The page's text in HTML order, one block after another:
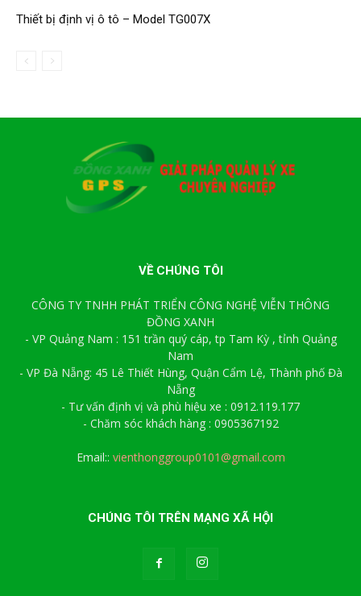
Thiết bị định vị ô tô – Model TG007X
VỀ CHÚNG TÔI
CÔNG TY TNHH PHÁT TRIỂN CÔNG NGHỆ VIỄN THÔNG
ĐỒNG XANH
- VP Quảng Nam : 151 trần quý cáp, tp Tam Kỳ , tỉnh Quảng
Nam
- VP Đà Nẵng: 45 Lê Thiết Hùng, Quận Cẩm Lệ, Thành phố Đà
Nẵng
- Tư vấn định vị và phù hiệu xe : 0912.119.177
- Chăm sóc khách hàng : 0905367192
Email:: vienthonggroup0101@gmail.com
CHÚNG TÔI TRÊN MẠNG XÃ HỘI